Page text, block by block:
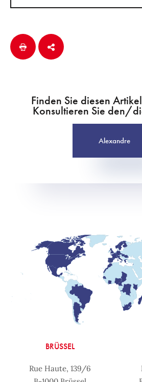
Finden Sie diesen
Konsultieren Sie den/
Alexandre
BRÜSSEL
Rue Haute, 139/6